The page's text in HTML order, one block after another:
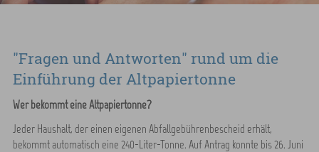
"Fragen und Antworten" rund um die
Einführung der Altpapiertonne
Wer bekommt eine Altpapiertonne?
Jeder Haushalt, der einen eigenen Abfallgebührenbescheid erhält,
bekommt automatisch eine 240-Liter-Tonne. Auf Antrag konnte bis 26. Juni